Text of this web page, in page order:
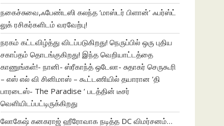
நகைச்சுவை,ஃபேண்டஸி கலந்த ‘மாஸ்டர் பிளான்’ ஃபர்ஸ்ட்
லுக் ரசிகர்களிடம் வரவேற்பு!
நரகம் கட்டவிழ்த்து விடப்படுகிறது! நெருப்பில் ஒரு புதிய
சகாப்தம் தொடங்குகிறது! இந்த வெறியாட்டத்தை
காணுங்கள்!- நானி- ஸ்ரீகாந்த் ஒடேலா- சுதாகர் செருகூரி
– எஸ் எல் வி சினிமாஸ் – கூட்டணியில் தயாரான ‘தி
பாரடைஸ்- The Paradise ‘ படத்தின் டீசர்
வெளியிடப்பட்டிருக்கிறது
லோகேஷ் கனகராஜ் ஹீரோவாக நடித்த DC விமர்சனம்…